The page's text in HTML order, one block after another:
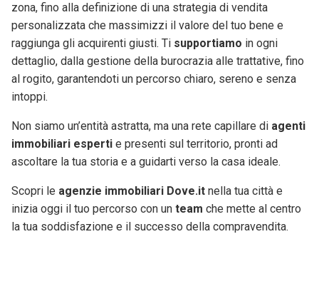
zona, fino alla definizione di una strategia di vendita
personalizzata che massimizzi il valore del tuo bene e
raggiunga gli acquirenti giusti. Ti supportiamo in ogni
dettaglio, dalla gestione della burocrazia alle trattative, fino
al rogito, garantendoti un percorso chiaro, sereno e senza
intoppi.
Non siamo un’entità astratta, ma una rete capillare di agenti
immobiliari esperti e presenti sul territorio, pronti ad
ascoltare la tua storia e a guidarti verso la casa ideale.
Scopri le agenzie immobiliari Dove.it nella tua città e
inizia oggi il tuo percorso con un team che mette al centro
la tua soddisfazione e il successo della compravendita.